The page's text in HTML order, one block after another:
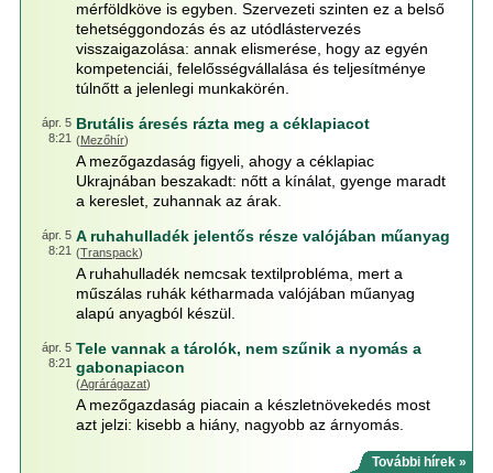
mérföldköve is egyben. Szervezeti szinten ez a belső
tehetséggondozás és az utódlástervezés
visszaigazolása: annak elismerése, hogy az egyén
kompetenciái, felelősségvállalása és teljesítménye
túlnőtt a jelenlegi munkakörén.
ápr. 5
8:21
Brutális áresés rázta meg a céklapiacot
(Mezőhír)
A mezőgazdaság figyeli, ahogy a céklapiac
Ukrajnában beszakadt: nőtt a kínálat, gyenge maradt
a kereslet, zuhannak az árak.
ápr. 5
8:21
A ruhahulladék jelentős része valójában műanyag
(Transpack)
A ruhahulladék nemcsak textilprobléma, mert a
műszálas ruhák kétharmada valójában műanyag
alapú anyagból készül.
ápr. 5
8:21
Tele vannak a tárolók, nem szűnik a nyomás a
gabonapiacon
(Agrárágazat)
A mezőgazdaság piacain a készletnövekedés most
azt jelzi: kisebb a hiány, nagyobb az árnyomás.
További hírek »